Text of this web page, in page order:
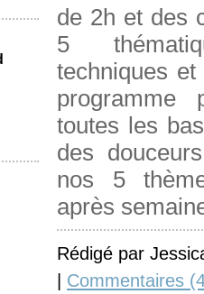
de 2h et des
5
techniques et
programme
toutes les
des
nos 5
après
Rédigé par
| Commentaires